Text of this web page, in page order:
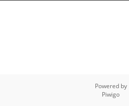
Powered by
Piwigo